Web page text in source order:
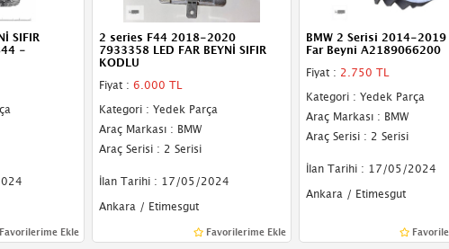
SIFIR
-
Favorilerime Ekle
2 series F44 2018-2020
7933358 LED FAR BEYNİ SIFIR
KODLU
Fiyat : 6.000 TL
Kategori : Yedek Parça
Araç Markası : BMW
Araç Serisi : 2 Serisi
İlan Tarihi : 17/05/2024
Ankara / Etimesgut
Favorilerime Ekle
BMW 2 Serisi 2014-2019
Far Beyni A2189066200
Fiyat : 2.750 TL
Kategori : Yedek Parça
Araç Markası : BMW
Araç Serisi : 2 Serisi
İlan Tarihi : 17/05/2024
Ankara / Etimesgut